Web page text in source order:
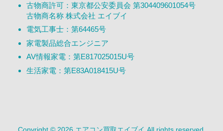
古物商許可：東京都公安委員会 第304409601054号
古物商名称 株式会社 エイブイ
電気工事士：第64465号
家電製品総合エンジニア
AV情報家電：第E817025015U号
生活家電：第E83A018415U号